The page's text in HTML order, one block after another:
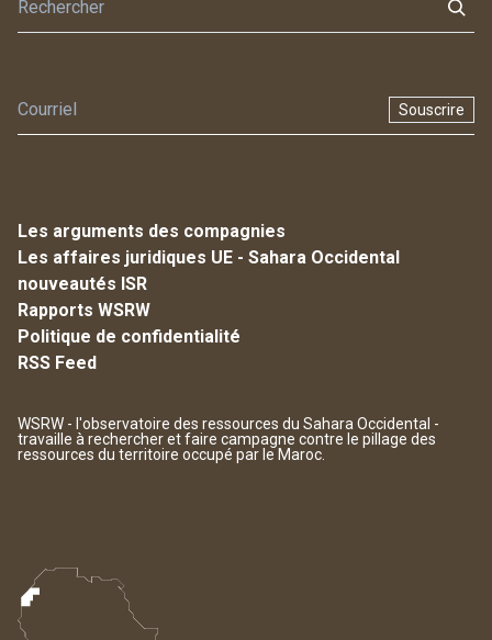
Souscrire
Les arguments des compagnies
Les affaires juridiques UE - Sahara Occidental
nouveautés ISR
Rapports WSRW
Politique de confidentialité
RSS Feed
WSRW - l'observatoire des ressources du Sahara Occidental -
travaille à rechercher et faire campagne contre le pillage des
ressources du territoire occupé par le Maroc.